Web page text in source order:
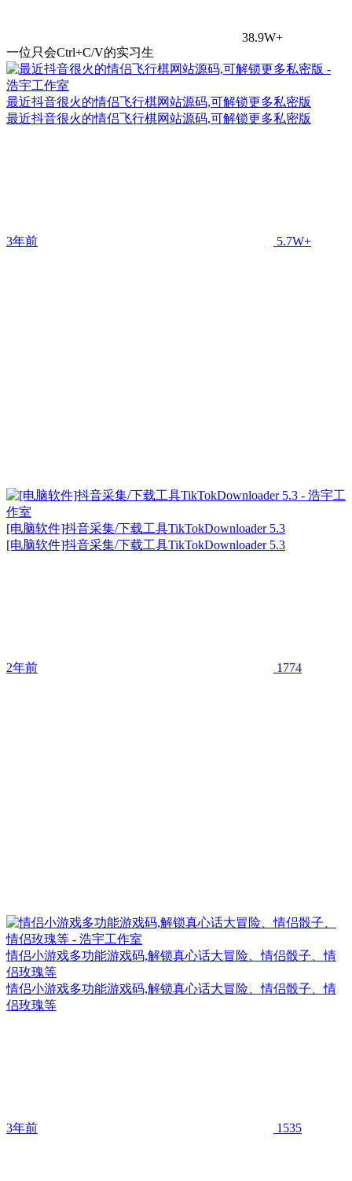
38.9W+
一位只会Ctrl+C/V的实习生
最近抖音很火的情侣飞行棋网站源码,可解锁更多私密版
最近抖音很火的情侣飞行棋网站源码,可解锁更多私密版
3年前 5.7W+
[电脑软件]抖音采集/下载工具TikTokDownloader 5.3
[电脑软件]抖音采集/下载工具TikTokDownloader 5.3
2年前 1774
情侣小游戏多功能游戏码,解锁真心话大冒险、情侣骰子、情
侣玫瑰等
情侣小游戏多功能游戏码,解锁真心话大冒险、情侣骰子、情
侣玫瑰等
3年前 1535